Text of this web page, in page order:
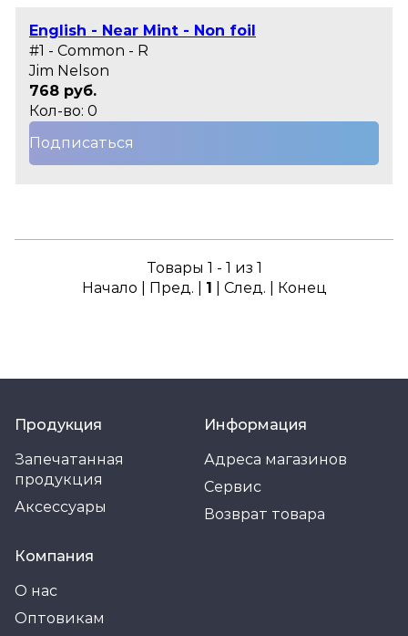
English - Near Mint - Non foil
#1 - Common - R
Jim Nelson
768 руб.
Кол-во: 0
Подписаться
Товары 1 - 1 из 1
Начало | Пред. | 1 | След. | Конец
Продукция
Запечатанная
продукция
Аксессуары
Информация
Адреса магазинов
Сервис
Возврат товара
Компания
О нас
Оптовикам